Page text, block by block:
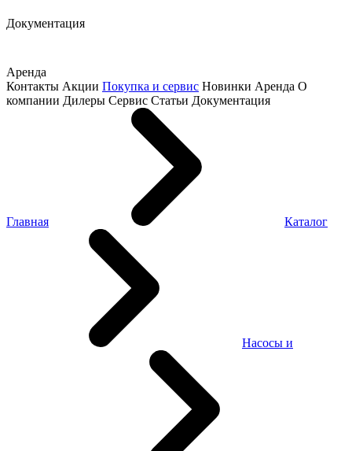
Документация
Аренда
Контакты Акции Покупка и сервис Новинки Аренда О
компании Дилеры Сервис Статьи Документация
Главная Каталог
Насосы и